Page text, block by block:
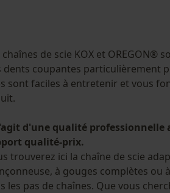
chaînes de scie KOX et OREGON®
dents coupantes particulièrement
sont faciles à entretenir et vous
d'une qualité professionnelle
qualité-prix.
trouverez ici la chaîne de scie
à gouges complètes ou
les pas de chaînes. Que vous